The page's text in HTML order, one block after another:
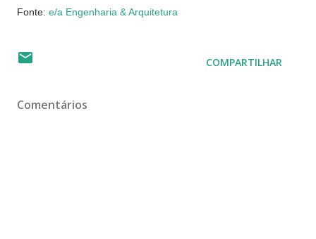
Fonte: e/a Engenharia & Arquitetura
COMPARTILHAR
Comentários